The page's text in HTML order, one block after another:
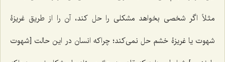
مثلاً اگر شخصی بخواهد مشکلی را حل کند، آن را از طریق غریزۀ
شهوت یا غریزۀ خشم حل نمی‌کند؛ چراکه انسان در این حالت [شهوت